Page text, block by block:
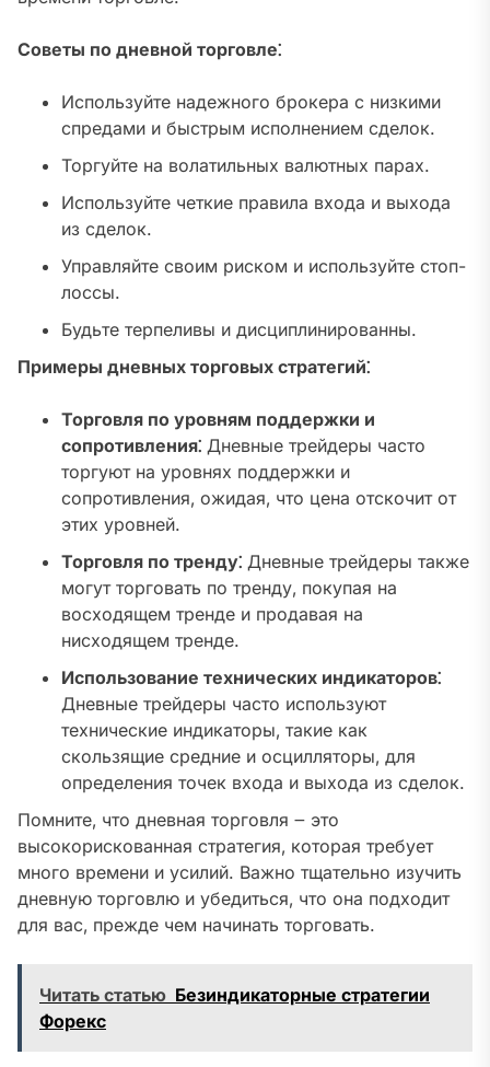
Советы по дневной торговле⁚
Используйте надежного брокера с низкими
спредами и быстрым исполнением сделок.
Торгуйте на волатильных валютных парах.
Используйте четкие правила входа и выхода
из сделок.
Управляйте своим риском и используйте стоп-
лоссы.
Будьте терпеливы и дисциплинированны.
Примеры дневных торговых стратегий⁚
Торговля по уровням поддержки и
сопротивления⁚ Дневные трейдеры часто
торгуют на уровнях поддержки и
сопротивления‚ ожидая‚ что цена отскочит от
этих уровней.
Торговля по тренду⁚ Дневные трейдеры также
могут торговать по тренду‚ покупая на
восходящем тренде и продавая на
нисходящем тренде.
Использование технических индикаторов⁚
Дневные трейдеры часто используют
технические индикаторы‚ такие как
скользящие средние и осцилляторы‚ для
определения точек входа и выхода из сделок.
Помните‚ что дневная торговля ౼ это
высокорискованная стратегия‚ которая требует
много времени и усилий. Важно тщательно изучить
дневную торговлю и убедиться‚ что она подходит
для вас‚ прежде чем начинать торговать.
Читать статью Безиндикаторные стратегии
Форекс